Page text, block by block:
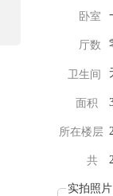
卧室
厅数
卫生间
面积
所在楼层
共
实拍照片